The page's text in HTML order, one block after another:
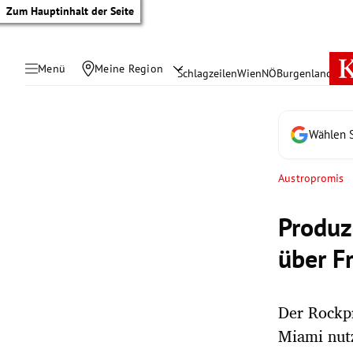
Zum Hauptinhalt der Seite
Menü Meine Region SchlagzeilenWienNÖBurgenland
Wählen
Austropromis
über
Der
Miami